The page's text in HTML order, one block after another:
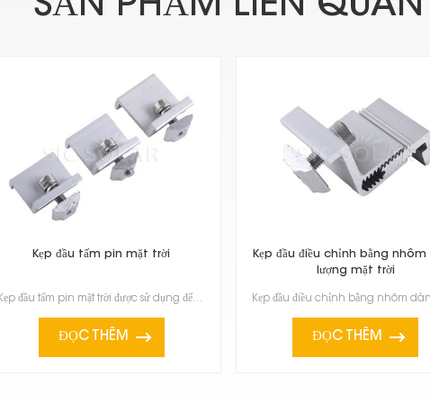
Kẹp đầu tấm pin mặt trời
Kẹp đầu tấm pin mặt trời được sử dụng để giữ chắc chắn và ổn định các tấm pin mặt trời ở cuối hàng h...
ĐỌC THÊM
Kẹp đầu điều chỉnh bằng nhôm
lượng mặt trời
ĐỌC THÊM